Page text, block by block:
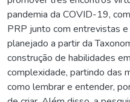
pandemia da COVID-19,
PRP junto com entrevistas
planejado a partir da
construção de habilidades
complexidade, partindo das
como lembrar e entender,